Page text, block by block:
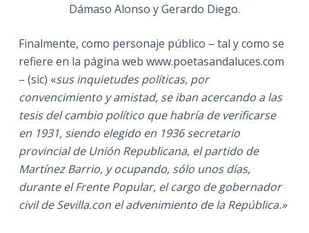
Dámaso Alonso y Gerardo Diego.
Finalmente, como personaje público – tal y como se
refiere en la página web www.poetasandaluces.com
– (sic) «sus inquietudes políticas, por
convencimiento y amistad, se iban acercando a las
tesis del cambio político que habría de verificarse
en 1931, siendo elegido en 1936 secretario
provincial de Unión Republicana, el partido de
Martínez Barrio, y ocupando, sólo unos días,
durante el Frente Popular, el cargo de gobernador
civil de Sevilla.con el advenimiento de la República.»